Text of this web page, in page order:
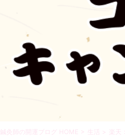
鍼灸師の開運ブログ HOME > 生活 > 楽天